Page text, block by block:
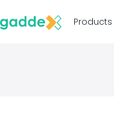
Products